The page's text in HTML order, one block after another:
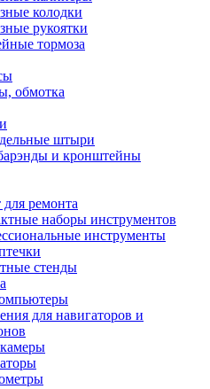
колодки
рукоятки
тормоза
обмотка
штыри
и кронштейны
ремонта
наборы инструментов
инструменты
стенды
для навигаторов и